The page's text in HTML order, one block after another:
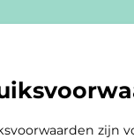
zijn